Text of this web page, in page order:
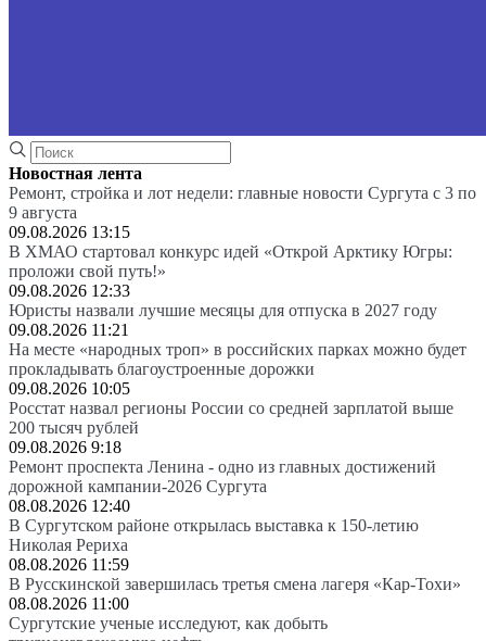
Новостная лента
Ремонт, стройка и лот недели: главные новости Сургута с 3 по
9 августа
09.08.2026 13:15
В ХМАО стартовал конкурс идей «Открой Арктику Югры:
проложи свой путь!»
09.08.2026 12:33
Юристы назвали лучшие месяцы для отпуска в 2027 году
09.08.2026 11:21
На месте «народных троп» в российских парках можно будет
прокладывать благоустроенные дорожки
09.08.2026 10:05
Росстат назвал регионы России со средней зарплатой выше
200 тысяч рублей
09.08.2026 9:18
Ремонт проспекта Ленина - одно из главных достижений
дорожной кампании-2026 Сургута
08.08.2026 12:40
В Сургутском районе открылась выставка к 150-летию
Николая Рериха
08.08.2026 11:59
В Русскинской завершилась третья смена лагеря «Кар-Тохи»
08.08.2026 11:00
Сургутские ученые исследуют, как добыть